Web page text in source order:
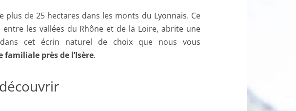
plus de 25 hectares dans les monts du Lyonnais. Ce
les vallées du Rhône et de la Loire, abrite une
dans cet écrin naturel de choix que nous vous
familiale près de l’Isère.